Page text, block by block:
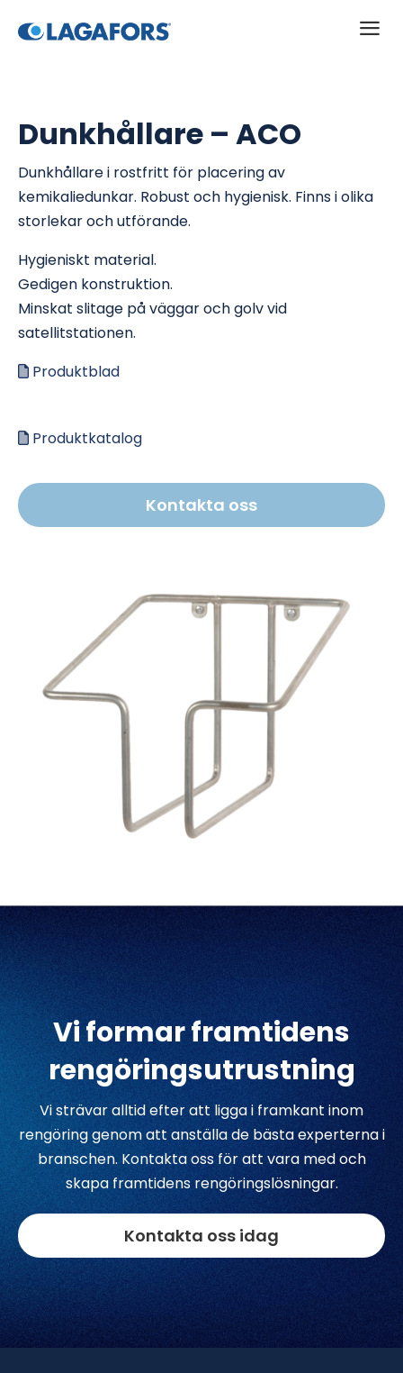
a
Dunkhållare – ACO
Dunkhållare i rostfritt för placering av
kemikaliedunkar. Robust och hygienisk. Finns i olika
storlekar och utförande.
Hygieniskt material.
Gedigen konstruktion.
Minskat slitage på väggar och golv vid
satellitstationen.
Produktblad
Produktkatalog
Kontakta oss
Vi formar framtidens
rengöringsutrustning
Vi strävar alltid efter att ligga i framkant inom
rengöring genom att anställa de bästa experterna i
branschen. Kontakta oss för att vara med och
skapa framtidens rengöringslösningar.
Kontakta oss idag